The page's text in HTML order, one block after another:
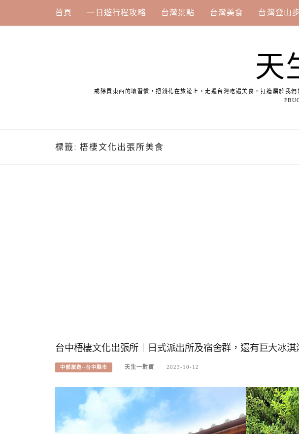
content
首頁 一日遊行程攻略 台灣景點 台灣美食 台灣登山
天
戒除買東西的壞習慣，把錢花在旅遊上，走遍台灣吃遍美食，打造屬於我
標籤: 梧棲文化出張所美食
台中梧棲文化出張所｜日式派出所及宿舍群，還有巨大冰淇
中部旅遊--台中縣市 天生一對寶 2023-10-12